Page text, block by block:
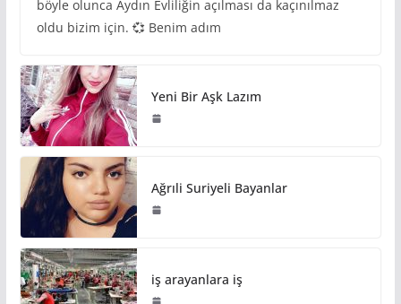
böyle olunca Aydın Evliliğin açılması da kaçınılmaz
oldu bizim için. 💞 Benim adım
Yeni Bir Aşk Lazım
Ağrıli Suriyeli Bayanlar
iş arayanlara iş